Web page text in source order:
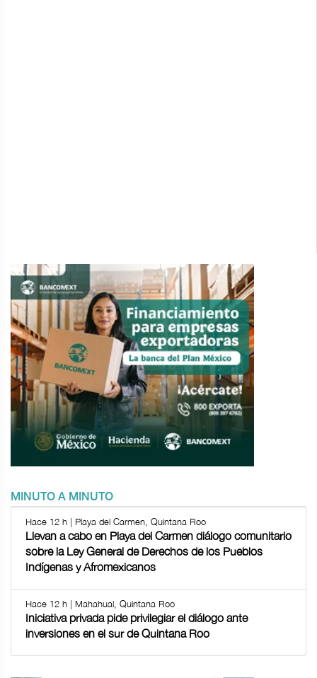
MINUTO A MINUTO
Hace 12 h | Playa del Carmen, Quintana Roo
Llevan a cabo en Playa del Carmen diálogo comunitario
sobre la Ley General de Derechos de los Pueblos
Indígenas y Afromexicanos
Hace 12 h | Mahahual, Quintana Roo
Iniciativa privada pide privilegiar el diálogo ante
inversiones en el sur de Quintana Roo